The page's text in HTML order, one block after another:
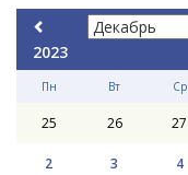
2023
Пн Вт Ср
25 26 27
2 3 4